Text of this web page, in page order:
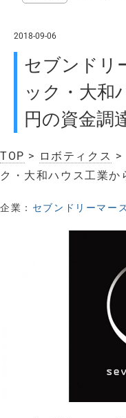
2018-09-06
セブンドリ
ック・大和
円の資金調
TOP > ロボティクス >
ク・大和ハウス工業
企業： セブンドリーマー